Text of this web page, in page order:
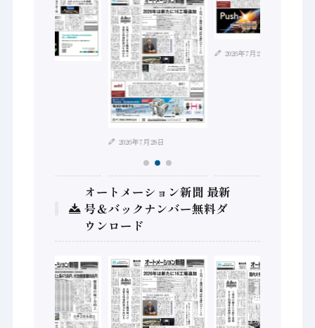
2026年7月28日
2026年7月21日
オートメーション新聞 最新
号＆バックナンバー無料ダ
ウンロード